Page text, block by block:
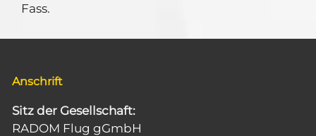
Fass.
Anschrift
Sitz der Gesellschaft:
RADOM Flug gGmbH